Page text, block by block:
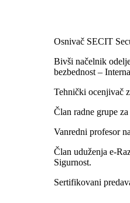
Osnivač SECIT
Bivši načelnik
bezbednost –
Tehnički ocenjivač
Član radne grupe
Vanredni profesor
Član uduženja e-
Sigurnost.
Sertifikovani